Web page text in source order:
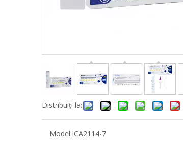
Distribuiți la:
Model:ICA2114-7